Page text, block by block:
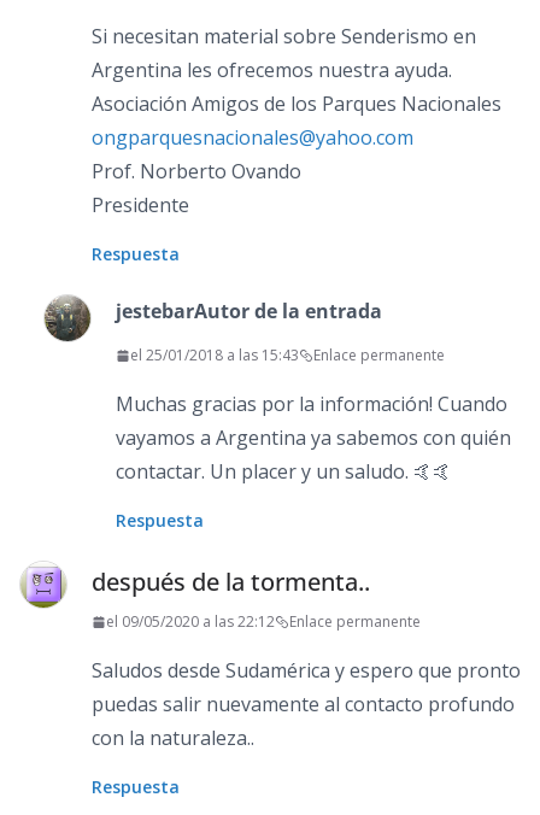
Si necesitan material sobre Senderismo en
Argentina les ofrecemos nuestra ayuda.
Asociación Amigos de los Parques Nacionales
ongparquesnacionales@yahoo.com
Prof. Norberto Ovando
Presidente
Respuesta
jestebarAutor de la entrada
el 25/01/2018 a las 15:43 Enlace permanente
Muchas gracias por la información! Cuando
vayamos a Argentina ya sabemos con quién
contactar. Un placer y un saludo. 🤙🤙
Respuesta
después de la tormenta..
el 09/05/2020 a las 22:12 Enlace permanente
Saludos desde Sudamérica y espero que pronto
puedas salir nuevamente al contacto profundo
con la naturaleza..
Respuesta